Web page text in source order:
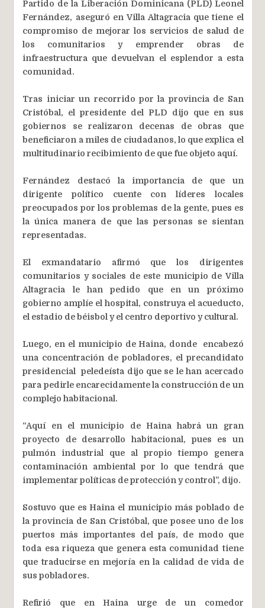
Partido de la Liberación Dominicana (PLD) Leonel
Fernández, aseguró en Villa Altagracia que tiene el
compromiso de mejorar los servicios de salud de
los comunitarios y emprender obras de
infraestructura que devuelvan el esplendor a esta
comunidad.
Tras iniciar un recorrido por la provincia de San
Cristóbal, el presidente del PLD dijo que en sus
gobiernos se realizaron decenas de obras que
beneficiaron a miles de ciudadanos, lo que explica el
multitudinario recibimiento de que fue objeto aquí.
Fernández destacó la importancia de que un
dirigente político cuente con líderes locales
preocupados por los problemas de la gente, pues es
la única manera de que las personas se sientan
representadas.
El exmandatario afirmó que los dirigentes
comunitarios y sociales de este municipio de Villa
Altagracia le han pedido que en un próximo
gobierno amplíe el hospital, construya el acueducto,
el estadio de béisbol y el centro deportivo y cultural.
Luego, en el municipio de Haina, donde encabezó
una concentración de pobladores, el precandidato
presidencial peledeísta dijo que se le han acercado
para pedirle encarecidamente la construcción de un
complejo habitacional.
“Aquí en el municipio de Haina habrá un gran
proyecto de desarrollo habitacional, pues es un
pulmón industrial que al propio tiempo genera
contaminación ambiental por lo que tendrá que
implementar políticas de protección y control”, dijo.
Sostuvo que es Haina el municipio más poblado de
la provincia de San Cristóbal, que posee uno de los
puertos más importantes del país, de modo que
toda esa riqueza que genera esta comunidad tiene
que traducirse en mejoría en la calidad de vida de
sus pobladores.
Refirió que en Haina urge de un comedor